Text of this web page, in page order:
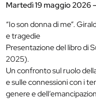
Martedì 19 maggio 2026
“Io son donna di me”.
e tragedie
Presentazione del libro di
2025).
Un confronto sul ruolo
e sulle connessioni con i
genere e